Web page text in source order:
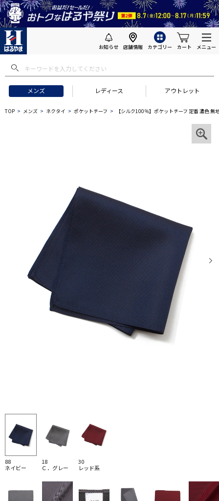
お知らせ 店舗情報 カテゴリー カート メニュー
メンズ レディース アウトレット
TOP メンズ ネクタイ ポケットチーフ 【シルク100％】ポケットチーフ 定番 濃色 無
88
ネイビー
18
Ｃ．グレー
30
レッド系